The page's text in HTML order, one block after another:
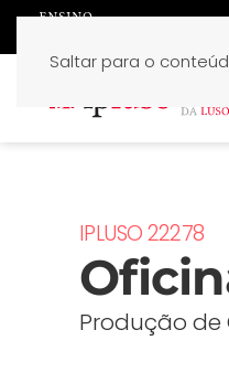
Saltar para o
IPLUSO 22278
Produção de